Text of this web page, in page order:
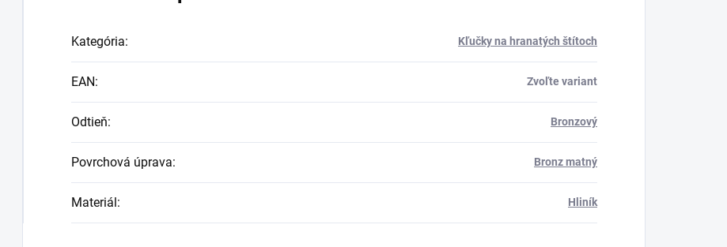
Kategória: Kľučky na hranatých štítoch
EAN: Zvoľte variant
Odtieň: Bronzový
Povrchová úprava: Bronz matný
Materiál: Hliník